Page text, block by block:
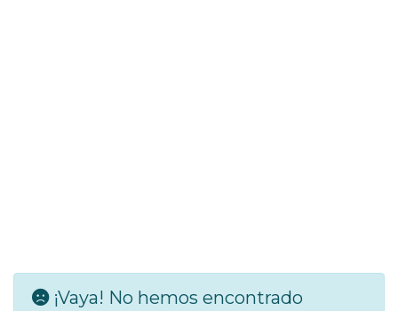
¡Vaya! No hemos encontrado